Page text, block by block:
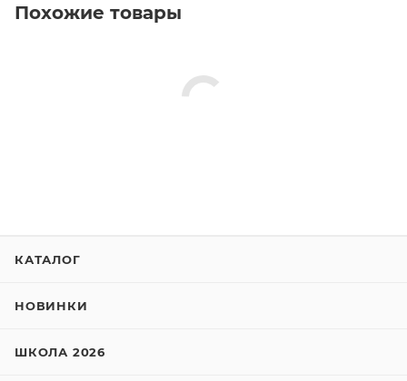
Похожие товары
КАТАЛОГ
НОВИНКИ
ШКОЛА 2026